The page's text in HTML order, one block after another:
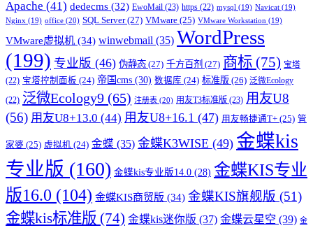
Apache (41) dedecms (32) EwoMail (23) https (22) mysql (19) Navicat (19)
Nginx (19) office (20) SQL Server(27) VMware (25) VMware Workstation (19)
VMware虚拟机 (34) winwebmail (35) WordPress
(199) 专业版 (46) 伪静态 (27) 千方百剂 (27) 商标 (75) 宝塔
(22) 宝塔控制面板 (24) 帝国cms (30) 数据库 (24) 标准版 (26) 泛微Ecology
(22) 泛微Ecology9 (65) 注册表 (20) 用友T3标准版 (23) 用友U8
(56) 用友U8+13.0 (44) 用友U8+16.1 (47) 用友畅捷通T+ (25) 管
家婆 (25) 虚拟机 (24) 金蝶 (35) 金蝶K3WISE (49) 金蝶kis
专业版 (160) 金蝶kis专业版14.0 (28) 金蝶KIS专业
版16.0 (104) 金蝶KIS商贸版 (34) 金蝶KIS旗舰版 (51)
金蝶kis标准版 (74) 金蝶kis迷你版 (37) 金蝶云星空 (39) 金